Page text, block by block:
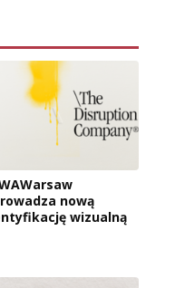
nową
wizualną